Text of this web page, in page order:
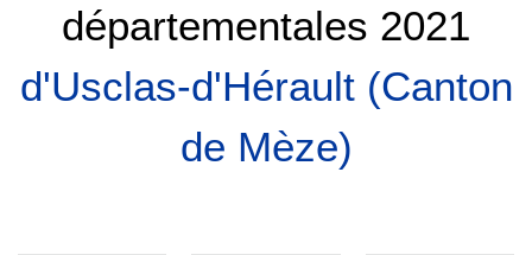
départementales 2021
d'Usclas-d'Hérault (Canton
de Mèze)